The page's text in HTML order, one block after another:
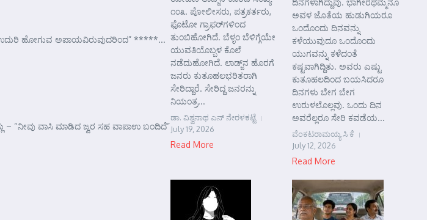
ಉದುರಿ ಹೋಗುವ ಅಪಾಯವಿರುವುದರಿಂದ” *****...
– “ನೀವು ವಾಸಿ ಮಾಡಿದ ಜ್ವರ ಸಹ ವಾಪಾಉ ಬಂದಿದೆ”
೧೦೩. ಪೋಲೀಸರು, ಪತ್ರಕರ್ತರು,
ಫೊಟೋ ಗ್ರಾಫರ್‌ಗಳಿಂದ
ತುಂಬಿಹೋಗಿದೆ. ಬೆಳ್ಳಂ ಬೆಳಿಗ್ಗೆಯೇ
ಯುವತಿಯೊಬ್ಬಳ ಕೊಲೆ
ನಡೆದುಹೋಗಿದೆ. ಲಾಡ್ಜ್‌ನ ಹೊರಗೆ
ಜನರು ಕುತೂಹಲಭರಿತರಾಗಿ
ಸೇರಿದ್ದಾರೆ. ಸೇರಿದ್ದ ಜನರನ್ನು
ನಿಯಂತ್ರ...
ಡಾ. ವಿಶ್ವನಾಥ ಎನ್ ನೇರಳಕಟ್ಟೆ
July 19, 2026
Read More
ದಿನಗಳಾಗಿದ್ದುವು. ಭಾಗೀರಥಮ್ಮನೂ
ಅವಳ ಜೊತೆಯ ಹುಡುಗಿಯರೂ
ಒಂದೊಂದು ದಿನವನ್ನು
ಕಳೆಯುವುದೂ ಒಂದೊಂದು
ಯುಗವನ್ನು ಕಳೆದಂತೆ
ಕಷ್ಟವಾಗಿದ್ದಿತು. ಅವರು ಎಷ್ಟು
ಕುತೂಹಲದಿಂದ ಬಯಸಿದರೂ
ದಿನಗಳು ಬೇಗ ಬೇಗ
ಉರುಳಲೊಲ್ಲವು. ಒಂದು ದಿನ
ಅವರೆಲ್ಲರೂ ಸೇರಿ ಕವಡೆಯ...
ವೆಂಕಟರಾಮಯ್ಯ ಸಿ ಕೆ
July 12, 2026
Read More